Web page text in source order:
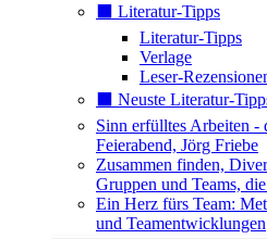
⬛️ Literatur-Tipps
Literatur-Tipps
Verlage
Leser-
⬛️ Neuste Literatur-
Sinn erfülltes Arbeiten -
Feierabend, Jörg Friebe
Zusammen finden,
Gruppen und Teams,
Ein Herz fürs Team:
und Teamentwicklungen